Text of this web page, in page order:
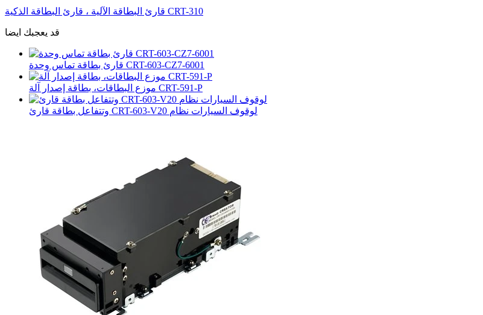
قارئ البطاقة الآلية ، قارئ البطاقة الذكية CRT-310
قد يعجبك ايضا
قارئ بطاقة تماس وحدة CRT-603-CZ7-6001
موزع البطاقات، بطاقة إصدار آلة CRT-591-P
وتتفاعل بطاقة قارئ CRT-603-V20 لوقوف السيارات نظام